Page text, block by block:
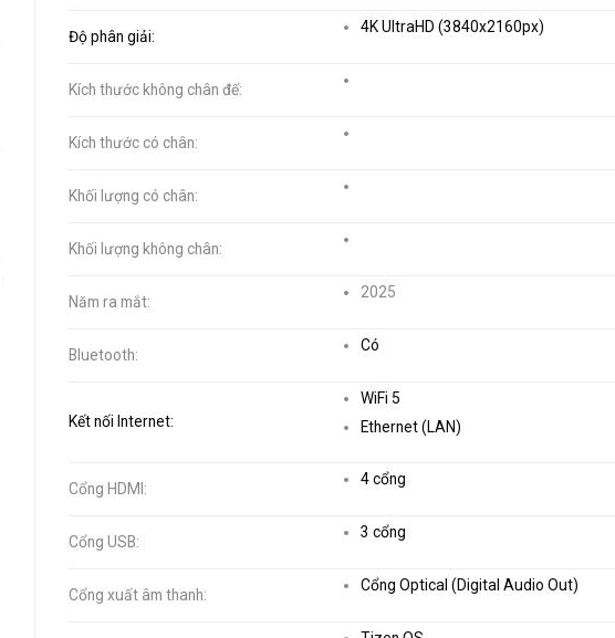
Độ phân giải:
4K UltraHD (3840x2160px)
Kích thước không chân đế:
Kích thước có chân:
Khối lượng có chân:
Khối lượng không chân:
Năm ra mắt:
2025
Bluetooth:
Có
Kết nối Internet:
WiFi 5
Ethernet (LAN)
Cổng HDMI:
4 cổng
Cổng USB:
3 cổng
Cổng xuất âm thanh:
Cổng Optical (Digital Audio Out)